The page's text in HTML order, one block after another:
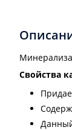
Свойства